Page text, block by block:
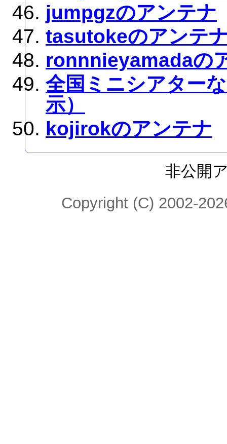
jumpgzのアンテナ
tasutokeのアンテ
ronnnieyamadaの
全国ミニシアター
示）
kojirokのアンテナ
非公開
Copyright (C) 2002-